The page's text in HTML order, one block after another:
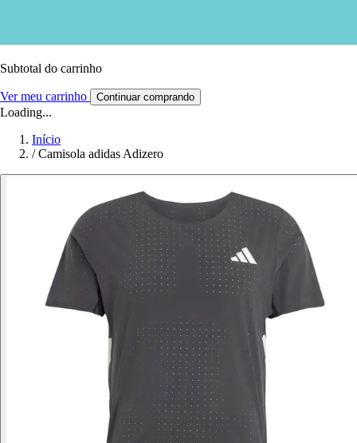
Subtotal do carrinho
Ver meu carrinho Continuar comprando
Loading...
Início
/ Camisola adidas Adizero